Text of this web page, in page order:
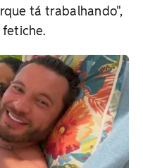
tá trabalhando",